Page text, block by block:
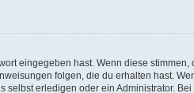
eingegeben hast. Wenn diese
folgen, die du erhalten hast.
erledigen oder ein Administrator.